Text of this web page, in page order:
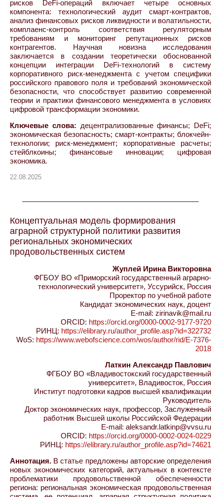
рисков DeFi-операций включает четыре основных
компонента: технологический аудит смарт-контрактов,
анализ финансовых рисков ликвидности и волатильности,
комплаенс-контроль соответствия регуляторным
требованиям и мониторинг репутационных рисков
контрагентов. Научная новизна исследования
заключается в создании теоретически обоснованной
концепции интеграции DeFi-технологий в систему
корпоративного риск-менеджмента с учетом специфики
российского правового поля и требований экономической
безопасности, что способствует развитию современной
теории и практики финансового менеджмента в условиях
цифровой трансформации экономики.
Ключевые слова: децентрализованные финансы; DeFi;
экономическая безопасность; смарт-контракты; блокчейн-
технологии; риск-менеджмент; корпоративные расчеты;
стейблкоины; финансовые инновации; цифровая
экономика.
22.08.2025
Концептуальная модель формирования
аграрной структурной политики развития
региональных экономических
продовольственных систем
Жуплей Ирина Викторовна
ФГБОУ ВО «Приморский государственный аграрно-
технологический университет», Уссурийск, Россия
Проректор по учебной работе
Кандидат экономических наук, доцент
E-mail: zirinavik@mail.ru
ORCID: https://orcid.org/0000-0002-9177-9720
РИНЦ: https://elibrary.ru/author_profile.asp?id=322732
WoS: https://www.webofscience.com/wos/author/rid/E-7376-
2018
Латкин Александр Павлович
ФГБОУ ВО «Владивостокский государственный
университет», Владивосток, Россия
Институт подготовки кадров высшей квалификации
Руководитель
Доктор экономических наук, профессор, Заслуженный
работник Высшей школы Российской Федерации
E-mail: aleksandr.latkinp@vvsu.ru
ORCID: https://orcid.org/0000-0002-0024-0229
РИНЦ: https://elibrary.ru/author_profile.asp?id=74621
Аннотация. В статье предложены авторские определения
новых экономических категорий, актуальных в контексте
проблематики продовольственной обеспеченности
региона: региональная экономическая продовольственная